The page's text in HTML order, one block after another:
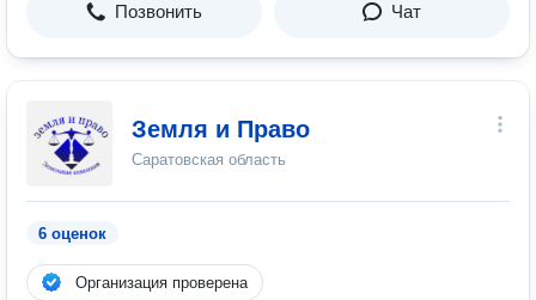
Позвонить Чат
Земля и Право
Саратовская область
6 оценок
Организация проверена